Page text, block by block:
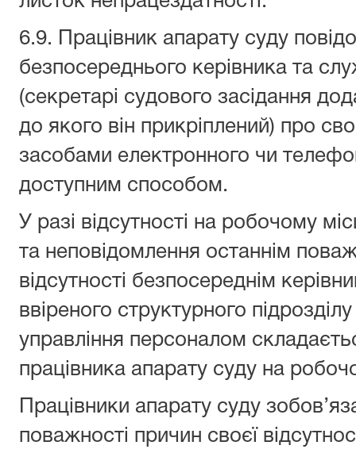
6.9. Працівник апарату суду
безпосереднього керівника та
(секретарі судового засідання
до якого він прикріплений) про
засобами електронного чи
доступним способом.
У разі відсутності на робочому
та неповідомлення останнім
відсутності безпосереднім
ввіреного структурного
управління персоналом
працівника апарату суду на
Працівники апарату суду
поважності причин своєї